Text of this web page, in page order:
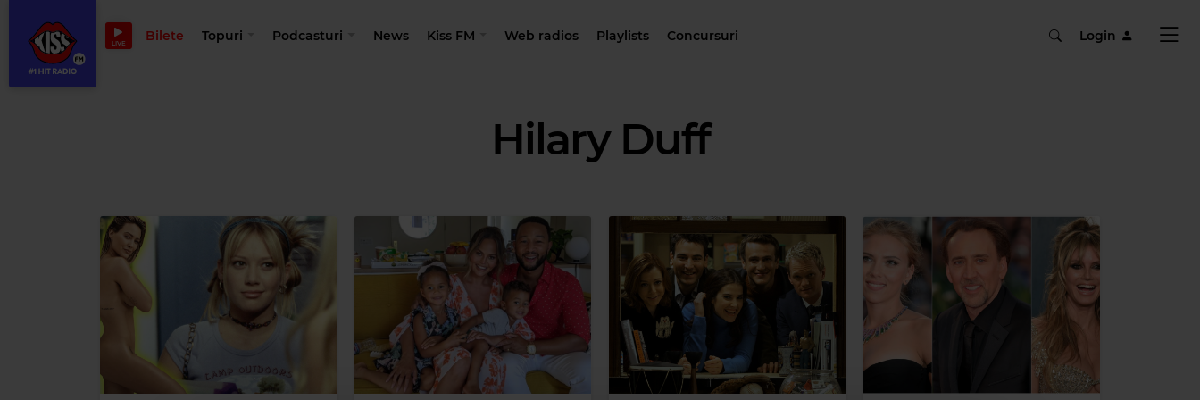
LIVE Bilete Topuri Podcasturi News Kiss FM Web radios Playlists Concursuri Login
Hilary Duff